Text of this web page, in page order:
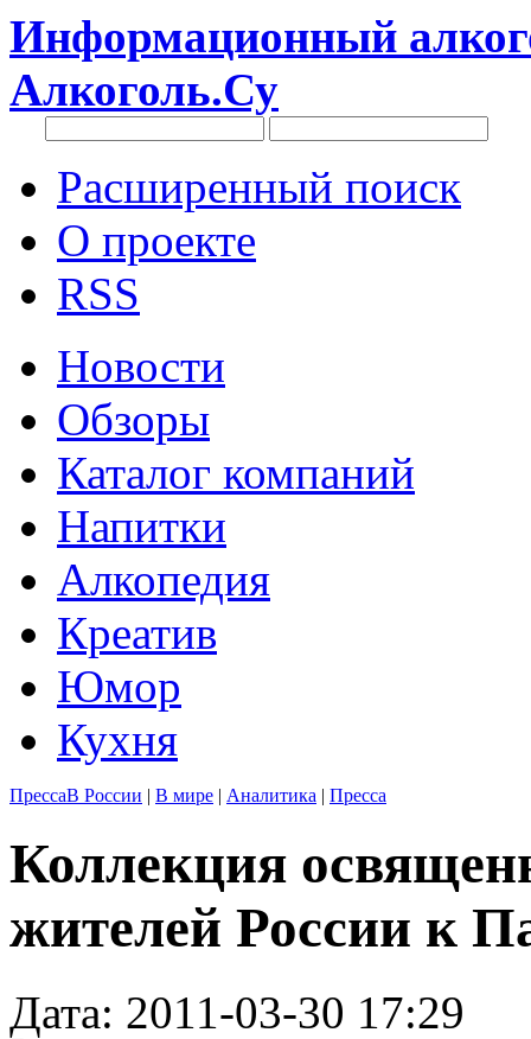
Информационный
Алкоголь.Су
Расширенный поиск
О проекте
RSS
Новости
Обзоры
Каталог компаний
Напитки
Алкопедия
Креатив
Юмор
Кухня
ПрессаВ России | В мире | Аналитика | Пресса
Коллекция
жителей России к
Дата: 2011-03-30 17:29